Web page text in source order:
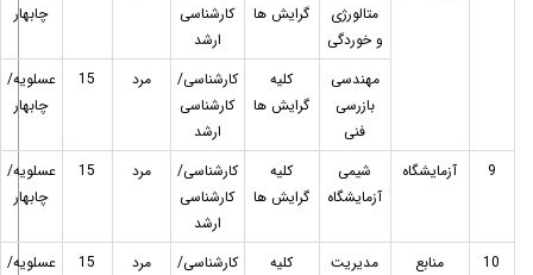
متالورژی
و خوردگی
گرایش ها
کارشناسی
ارشد
چابهار
مهندسی
بازرسی
فنی
کلیه
گرایش ها
کارشناسی/
کارشناسی
ارشد
مرد 15
عسلویه/
چابهار
9 آزمایشگاه
شیمی
آزمایشگاه
کلیه
گرایش ها
کارشناسی/
کارشناسی
ارشد
مرد 15
عسلویه/
چابهار
10
منابع
مدیریت
کلیه
کارشناسی/
مرد 15
عسلویه/